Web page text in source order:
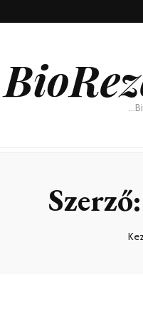
Szerző: